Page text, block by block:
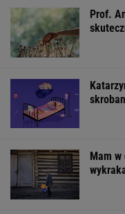
Prof.
Mam